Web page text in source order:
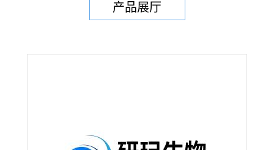
产品展厅